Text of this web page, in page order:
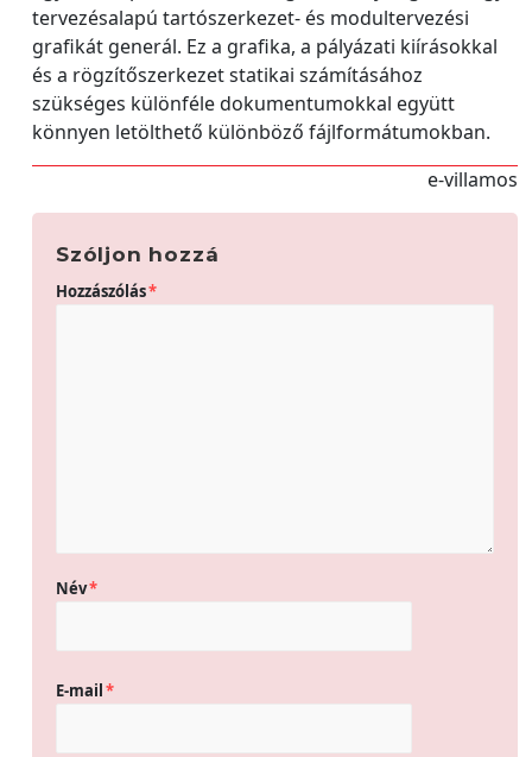
tervezésalapú tartószerkezet- és modultervezési
grafikát generál. Ez a grafika, a pályázati kiírásokkal
és a rögzítőszerkezet statikai számításához
szükséges különféle dokumentumokkal együtt
könnyen letölthető különböző fájlformátumokban.
e-villamos
Szóljon hozzá
Hozzászólás*
Név*
E-mail*